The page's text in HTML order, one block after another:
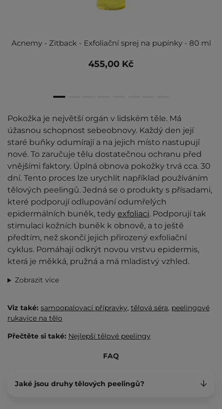
Acnemy - Zitback - Exfoliační sprej na pupínky - 80 ml
455,00 Kč
Pokožka je největší orgán v lidském těle. Má
úžasnou schopnost sebeobnovy. Každý den její
staré buňky odumírají a na jejich místo nastupují
nové. To zaručuje tělu dostatečnou ochranu před
vnějšími faktory. Úplná obnova pokožky trvá cca. 30
dní. Tento proces lze urychlit například používáním
tělových peelingů. Jedná se o produkty s přísadami,
které podporují odlupování odumřelých
epidermálních buněk, tedy exfoliaci. Podporují tak
stimulaci kožních buněk k obnově, a to ještě
předtím, než skončí jejich přirozený exfoliační
cyklus. Pomáhají odkrýt novou vrstvu epidermis,
která je měkká, pružná a má mladistvý vzhled.
Zobrazit více
Viz také: samoopalovací přípravky, tělová séra, peelingové
rukavice na tělo
Přečtěte si také: Nejlepší tělové peelingy
FAQ
Jaké jsou druhy tělových peelingů?